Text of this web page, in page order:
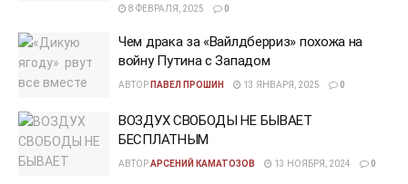
8 ФЕВРАЛЯ, 2025
0
Чем драка за «Вайлдберриз» похожа на
войну Путина с Западом
АВТОР ПАВЕЛ ПРОШИН 13 ЯНВАРЯ, 2025 0
ВОЗДУХ СВОБОДЫ НЕ БЫВАЕТ
БЕСПЛАТНЫМ
АВТОРАРСЕНИЙ КАМАТОЗОВ 13 НОЯБРЯ, 2024 0